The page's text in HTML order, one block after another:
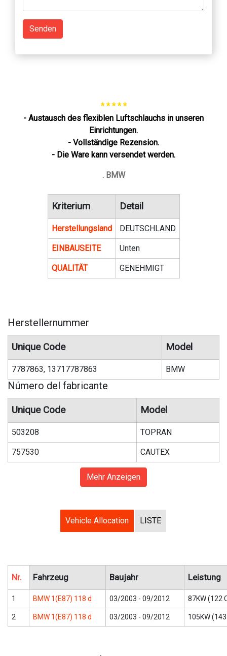
Senden
* * * * *
- Austausch des flexiblen Luftschlauchs in unseren
Einrichtungen.
- Vollständige Rezension.
- Die Ware kann versendet werden.
. BMW
Kriterium Detail
Herstellungsland DEUTSCHLAND
EINBAUSEITE Unten
QUALITÄT GENEHMIGT
Herstellernummer
Unique Code Model
7787863, 13717787863 BMW
Número del fabricante
Unique Code Model
503208 TOPRAN
757530 CAUTEX
Mehr Anzeigen
Vehicle Allocation LISTE
Nr. Fahrzeug Baujahr Leistung
1 BMW 1(E87) 118 d 03/2003 - 09/2012 87KW (122
2 BMW 1(E87) 118 d 03/2003 - 09/2012 105KW